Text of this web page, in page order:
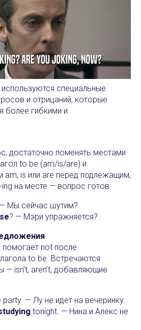
специальные
и отрицаний, которые
более гибкими и
достаточно поменять местами
to be (am/is/are) и
is или are перед подлежащим,
ing на месте — вопрос готов:
Мы сейчас шутим?
? — Мэри упражняется?
помогает not после
to be. Встречаются
isn’t, aren’t, добавляющие
party. — Лу не идет на вечеринку.
tonight. — Нина и Алекс не